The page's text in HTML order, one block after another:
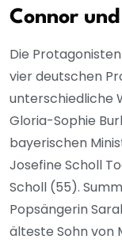
Connor
Die
vier deutschen
unterschiedliche
Gloria-Sophie
bayerischen
Josefine Scholl
Scholl (55).
Popsängerin
älteste Sohn von